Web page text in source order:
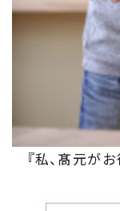
『私、髙元がお